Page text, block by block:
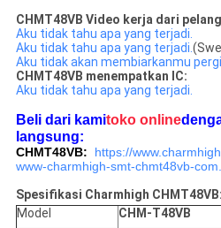
CHMT48VB Video kerja dari
Aku tidak tahu apa yang terjadi.
Aku tidak tahu apa yang terjadi.
Aku tidak akan membiarkanmu
CHMT48VB menempatkan IC:
Aku tidak tahu apa yang terjadi.
Beli dari kamitoko online
langsung:
CHMT48VB:
https://
www-charmhigh-smt-chmt48vb-
Spesifikasi Charmhigh CHMT48VB:
Model
CHM-T48VB